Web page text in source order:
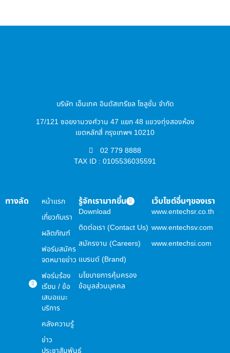
บริษัท เอ็นเทค อินดัสเทรียล โซลูชั่น จำกัด
17/121 ซอยงามวงศ์วาน 47 แยก 48 แขวงทุ่งสองห้อง
เขตหลักสี่ กรุงเทพฯ 10210
02 779 8888
TAX ID : 0105536035591
ทางลัด
หน้าแรก
เกี่ยวกับเรา
ผลิตภัณฑ์
ฟอร์มสมัคร
จดหมายข่าว
ฟอร์มร้อง
เรียน / ข้อ
เสนอแนะ
บริการ
คลังความรู้
ข่าว
ประชาสัมพันธ์
รู้จักเรามากขึ้น
Download
ติดต่อเรา (Contact Us)
สมัครงาน (Careers)
แบรนด์ (Brand)
นโยบายการคุ้มครอง
ข้อมูลส่วนบุคคล
เว็บไซต์อื่นๆของเรา
www.entechsr.co.th
www.entechsv.com
www.entechsi.com